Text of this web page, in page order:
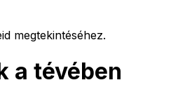
megtekintéséhez.
a tévében